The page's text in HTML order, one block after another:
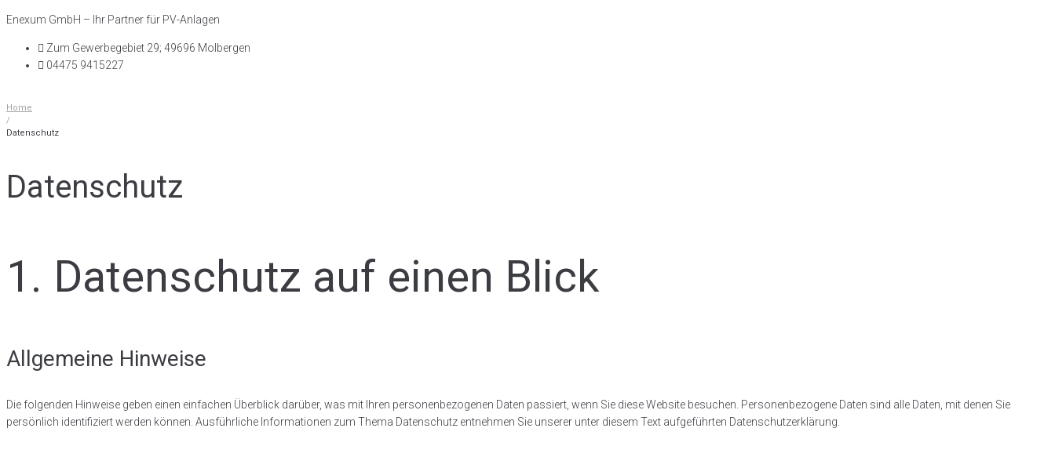
Skip
content
Enexum GmbH – Ihr Partner für PV-Anlagen
Zum Gewerbegebiet 29; 49696 Molbergen
04475 9415227
Home
/
Datenschutz
Datenschutz
1. Datenschutz auf einen Blick
Allgemeine Hinweise
Die folgenden Hinweise geben einen einfachen Überblick darüber, was mit Ihren personenbezogenen Daten passiert, wenn Sie diese Website besuchen. Personenbezogene Daten sind alle Daten, mit denen Sie
persönlich identifiziert werden können. Ausführliche Informationen zum Thema Datenschutz entnehmen Sie unserer unter diesem Text aufgeführten Datenschutzerklärung.